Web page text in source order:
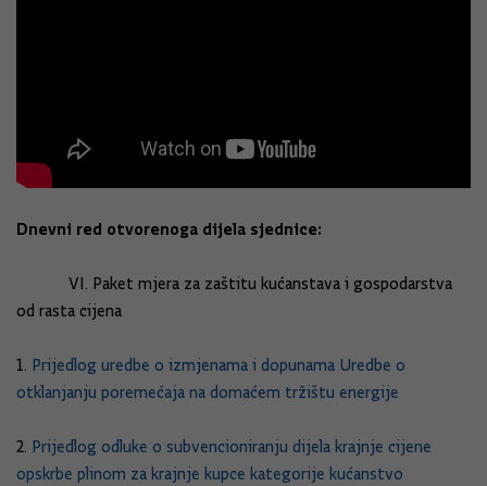
Dnevni red otvorenoga dijela sjednice:
VI. Paket mjera za zaštitu kućanstava i gospodarstva
od rasta cijena
1. Prijedlog uredbe o izmjenama i dopunama Uredbe o
otklanjanju poremećaja na domaćem tržištu energije
2. Prijedlog odluke o subvencioniranju dijela krajnje cijene
opskrbe plinom za krajnje kupce kategorije kućanstvo